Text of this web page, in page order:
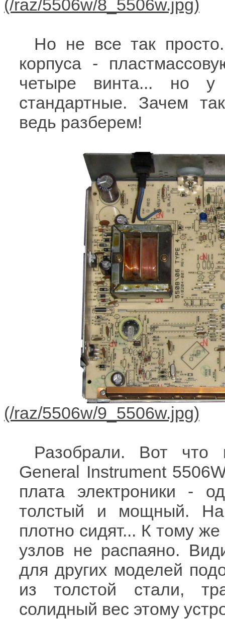
Но не все так
корпуса -
четыре винта... но
стандартные. Зачем
ведь разберем!
Разобрали. Вот что
General Instrument
плата электроники -
толстый и мощный.
плотно сидят... К тому
узлов не распаяно.
для других моделей
из толстой стали,
солидный вес этому